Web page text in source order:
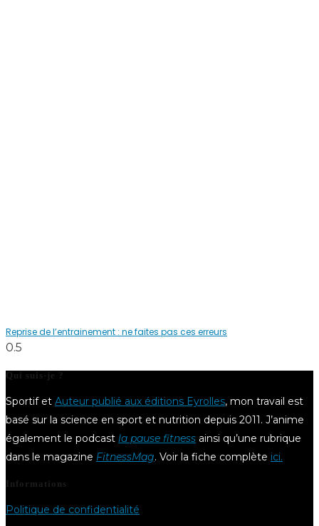
Reprise de l’entrainement : ne faites pas ces erreurs
Qui suis-je ?
Sportif et Auteur publié aux éditions Eyrolles, mon travail est
basé sur la science en sport et nutrition depuis 2011. J’anime
également le podcast la pause fitness ainsi qu’une rubrique
dans le magazine FitnessMag. Voir la fiche complète ici.
Informations
Politique de confidentialité